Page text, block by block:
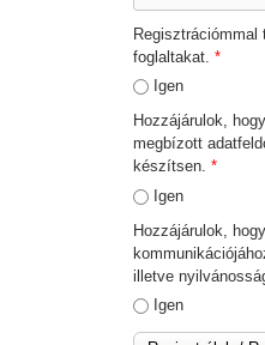
foglaltakat. *
Igen
Hozzájárulok,
megbízott
készítsen. *
Igen
Hozzájárulok,
illetve
Igen